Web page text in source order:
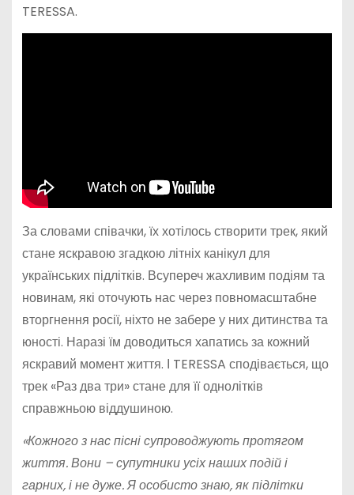
TERESSA.
За словами співачки, їх хотілось створити трек, який
стане яскравою згадкою літніх канікул для
українських підлітків. Всупереч жахливим подіям та
новинам, які оточують нас через повномасштабне
вторгнення росії, ніхто не забере у них дитинства та
юності. Наразі їм доводиться хапатись за кожний
яскравий момент життя. І TERESSA сподівається, що
трек «Раз два три» стане для її однолітків
справжньою віддушиною.
«Кожного з нас пісні супроводжують протягом
життя. Вони – супутники усіх наших подій і
гарних, і не дуже. Я особисто знаю, як підлітки